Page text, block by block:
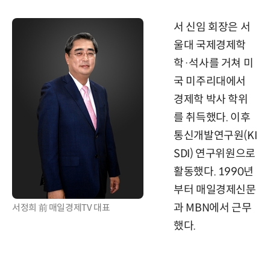
서정희 前 매일경제TV 대표
서 신임 회장은 서
울대 국제경제학
학·석사를 거쳐 미
국 미주리대에서
경제학 박사 학위
를 취득했다. 이후
통신개발연구원(KI
SDI) 연구위원으로
활동했다. 1990년
부터 매일경제신문
과 MBN에서 근무
했다.